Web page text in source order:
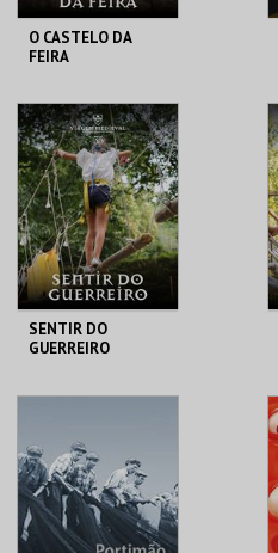
O CASTELO DA
FEIRA
SANTA MARIA DA
FEIRA
MAIS INFO
COMPRAR
SENTIR DO
GUERREIRO
MAIS INFO
COMPRAR